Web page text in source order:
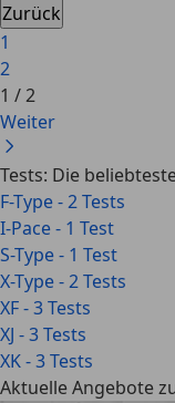
Zurück
1
2
1 /2
Weiter
Tests: Die
F-Type - 2 Tests
I-Pace - 1 Test
S-Type - 1 Test
X-Type - 2 Tests
XF - 3 Tests
XJ - 3 Tests
XK - 3 Tests
Aktuelle Angebote